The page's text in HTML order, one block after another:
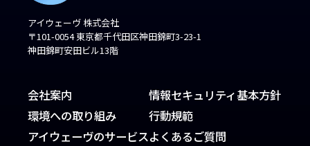
アイウェーヴ 株式会社
〒101-0054 東京都千代田区神田錦町3-23-1
神田錦町安田ビル13階
会社案内
環境への取り組み
アイウェーヴのサービス
情報セキュリティ基本方針
行動規範
よくあるご質問